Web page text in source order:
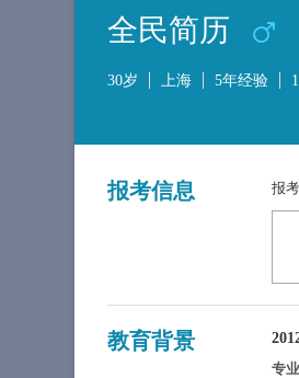
全民简历
30岁 上海 5年经验
报考信息 报
教育背景
专